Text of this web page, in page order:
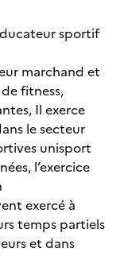
sportif
marchand et
fitness,
Il exerce
le secteur
unisport
l’exercice
exercé à
temps partiels
et dans